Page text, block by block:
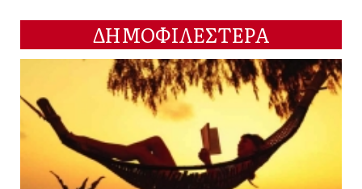
ΔΗΜΟΦΙΛΕΣΤΕΡΑ